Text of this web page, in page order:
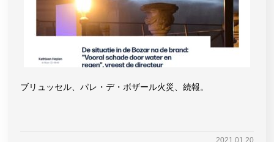
ブリュッセル、パレ・デ・ボザール火災、続報。
2021.01.20